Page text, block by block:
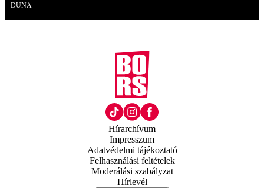
DUNA
Hírarchívum
Impresszum
Adatvédelmi tájékoztató
Felhasználási feltételek
Moderálási szabályzat
Hírlevél